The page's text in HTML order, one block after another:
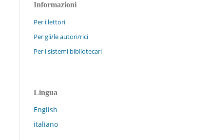
Informazioni
Per i lettori
Per gli/le autori/rici
Per i sistemi bibliotecari
Lingua
English
italiano